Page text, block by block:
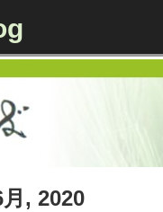
, 2020